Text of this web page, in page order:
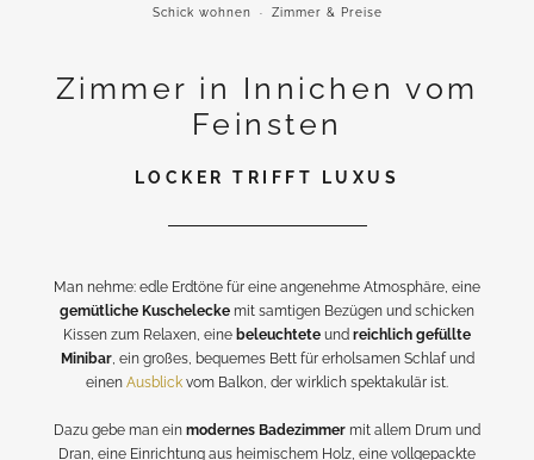
Schick wohnen · Zimmer & Preise
Zimmer in Innichen vom
Feinsten
LOCKER TRIFFT LUXUS
Man nehme: edle Erdtöne für eine angenehme Atmosphäre, eine
gemütliche Kuschelecke mit samtigen Bezügen und schicken
Kissen zum Relaxen, eine beleuchtete und reichlich gefüllte
Minibar, ein großes, bequemes Bett für erholsamen Schlaf und
einen Ausblick vom Balkon, der wirklich spektakulär ist.
Dazu gebe man ein modernes Badezimmer mit allem Drum und
Dran, eine Einrichtung aus heimischem Holz, eine vollgepackte